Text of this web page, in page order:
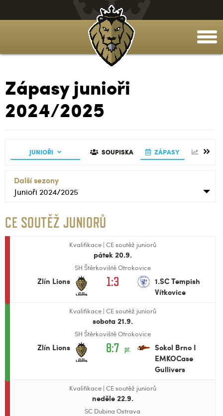
Zápasy junioři
2024/2025
JUNIOŘI
GALERIE
TABULKA REALIZAČNÍ TÝM GALERIE
SOUPISKA ZÁPASY
Další sezony
Junioři 2024/2025
CE SOUTĚŽ JUNIORŮ
Kvalifikace| CE soutěž juniorů
pátek 20.9.
SH Štěrkoviště Otrokovice
Zlín Lions 1:3
1.SC Tempish
Vítkovice
Kvalifikace| CE soutěž juniorů
sobota 21.9.
SH Štěrkoviště Otrokovice
Zlín Lions 8:7 pr.
Sokol Brno I
EMKOCase
Gullivers
Kvalifikace| CE soutěž juniorů
neděle 22.9.
SC Dubina Ostrava